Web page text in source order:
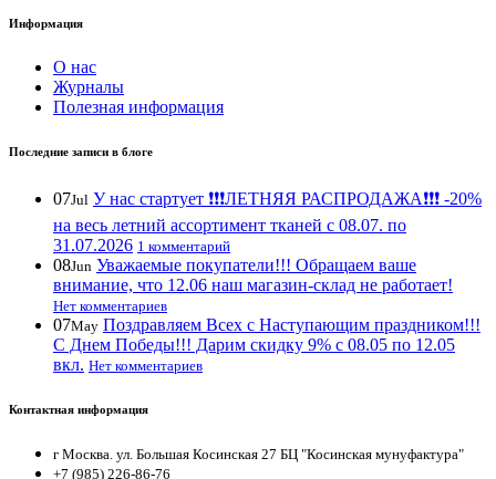
Информация
О нас
Журналы
Полезная информация
Последние записи в блоге
07Jul У нас стартует ❗️❗️❗️ЛЕТНЯЯ РАСПРОДАЖА❗️❗️❗️ -20%
на весь летний ассортимент тканей с 08.07. по
31.07.2026 1 комментарий
08Jun Уважаемые покупатели!!! Обращаем ваше
внимание, что 12.06 наш магазин-склад не работает!
Нет комментариев
07May Поздравляем Всех с Наступающим праздником!!!
С Днем Победы!!! Дарим скидку 9% с 08.05 по 12.05
вкл. Нет комментариев
Контактная информация
г Москва. ул. Большая Косинская 27 БЦ "Косинская мунуфактура"
+7 (985) 226-86-76